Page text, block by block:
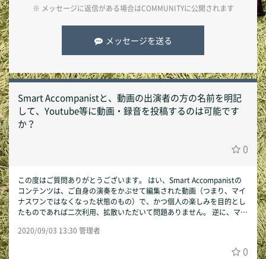
※ メッセージに返信がある場合はCOMMUNITYに公開されます
メッセージを送る
Smart Accompanistと、動画の出演者の方の名前を明記
して、Youtube等に動画・録音を投稿するのは可能です
か？
0
この度はご質問ありがとうございます。 はい、Smart Accompanistの
コンテンツは、ご自身の演奏をかぶせて編集された動画（つまり、マイ
ナスワンではなくなった状態のもの）で、かつ個人の楽しみを目的とし
たものであれば二次利用、拡散いただいて問題ありません。 逆に、マイ
テンツあるいはそれを編集した動画を販売/商用利用するのは禁止させ
2020/09/03 13:30 管理者
0